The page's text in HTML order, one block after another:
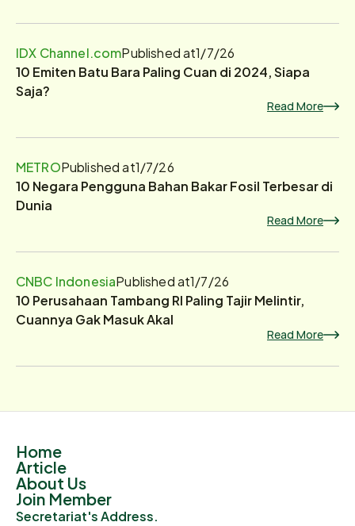
IDX Channel.comPublished at1/7/26
10 Emiten Batu Bara Paling Cuan di 2024, Siapa
Saja?
Read More
METROPublished at1/7/26
10 Negara Pengguna Bahan Bakar Fosil Terbesar di
Dunia
Read More
CNBC IndonesiaPublished at1/7/26
10 Perusahaan Tambang RI Paling Tajir Melintir,
Cuannya Gak Masuk Akal
Read More
Home
Article
About Us
Join Member
Secretariat's Address.